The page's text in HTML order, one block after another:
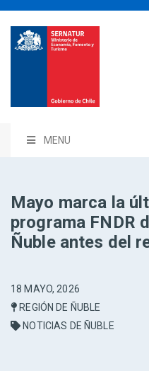
MENU
Mayo marca la
programa FNDR
Ñuble antes del
18 MAYO, 2026
REGIÓN DE ÑUBLE
NOTICIAS DE ÑUBLE